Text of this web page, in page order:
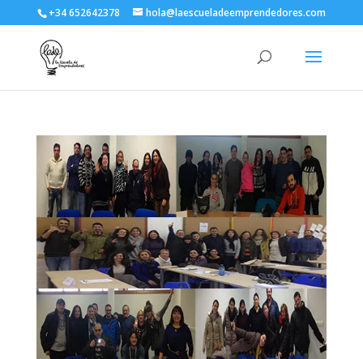
+34 652642378 hola@laescueladeemprendedores.com